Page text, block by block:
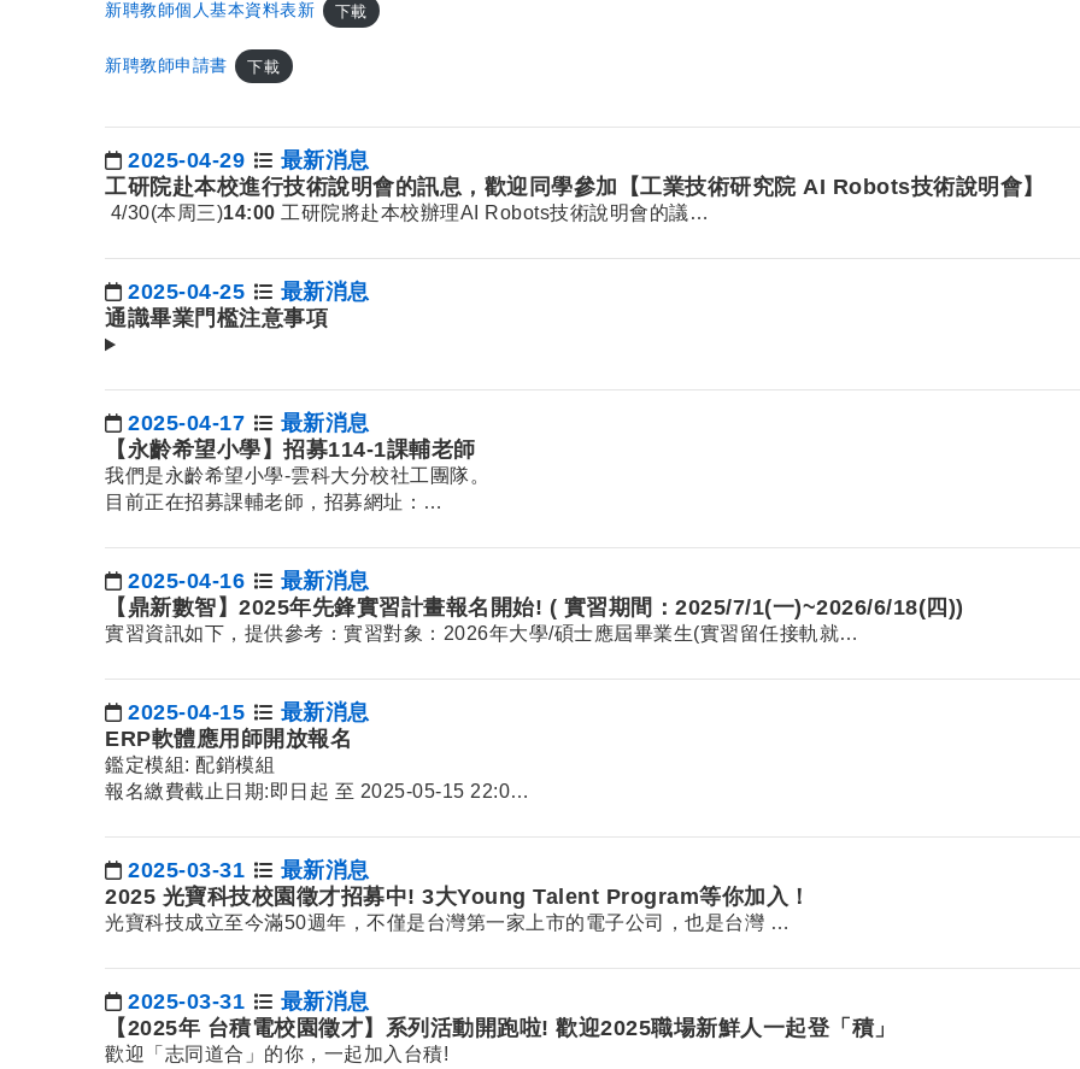
新聘教師個人基本資料表新 下載
新聘教師申請書 下載
日期：
2025-04-29
最新消息
工研院赴本校進行技術說明會的訊息，歡迎同學參加【工業技術研究院 AI Robots技術說明會】
4/30(本周三)14:00 工研院將赴本校辦理AI Robots技術說明會的議…
日期：
2025-04-25
最新消息
通識畢業門檻注意事項
日期：
2025-04-17
最新消息
【永齡希望小學】招募114-1課輔老師
我們是永齡希望小學-雲科大分校社工團隊。
目前正在招募課輔老師，招募網址：
日期：
2025-04-16
最新消息
【鼎新數智】2025年先鋒實習計畫報名開始! ( 實習期間：2025/7/1(一)~2026/6/18(四))
實習資訊如下，提供參考：實習對象：2026年大學/碩士應屆畢業生(實習留任接軌就…
日期：
2025-04-15
最新消息
ERP軟體應用師開放報名
鑑定模組: 配銷模組
報名繳費截止日期:即日起 至 2025-05-15 22:0…
日期：
2025-03-31
最新消息
2025 光寶科技校園徵才招募中! 3大Young Talent Program等你加入！
光寶科技成立至今滿50週年，不僅是台灣第一家上市的電子公司，也是台灣 …
日期：
2025-03-31
最新消息
【2025年 台積電校園徵才】系列活動開跑啦! 歡迎2025職場新鮮人一起登「積」
歡迎「志同道合」的你，一起加入台積!